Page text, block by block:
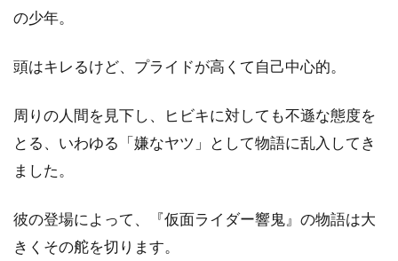
の少年。
頭はキレるけど、プライドが高くて自己中心的。
周りの人間を見下し、ヒビキに対しても不遜な態度を
とる、いわゆる「嫌なヤツ」として物語に乱入してき
ました。
彼の登場によって、『仮面ライダー響鬼』の物語は大
きくその舵を切ります。